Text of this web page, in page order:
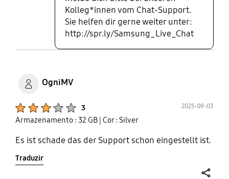
Kolleg*innen vom Chat-Support.
Sie helfen dir gerne weiter unter:
http://spr.ly/Samsung_Live_Chat
OgniMV
3 2025-09-03
Armazenamento : 32 GB | Cor : Silver
Es ist schade das der Support schon eingestellt ist.
Traduzir